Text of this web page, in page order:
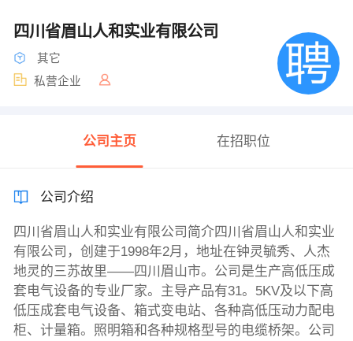
四川省眉山人和实业有限公司
其它
私营企业
公司主页 在招职位
公司介绍
四川省眉山人和实业有限公司简介四川省眉山人和实业
有限公司，创建于1998年2月，地址在钟灵毓秀、人杰
地灵的三苏故里——四川眉山市。公司是生产高低压成
套电气设备的专业厂家。主导产品有31。5KV及以下高
低压成套电气设备、箱式变电站、各种高低压动力配电
柜、计量箱。照明箱和各种规格型号的电缆桥架。公司